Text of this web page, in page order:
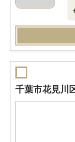
千葉市花見川